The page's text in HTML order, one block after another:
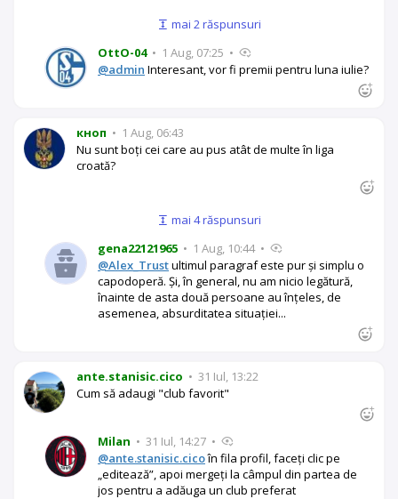
mai 2 răspunsuri
OttO-04 • 1 Aug, 07:25 •
@admin Interesant, vor fi premii pentru luna iulie?
кноп • 1 Aug, 06:43
Nu sunt boți cei care au pus atât de multe în liga
croată?
mai 4 răspunsuri
gena22121965 • 1 Aug, 10:44 •
@Alex_Trustultimul paragraf este pur și simplu o
capodoperă. Și, în general, nu am nicio legătură,
înainte de asta două persoane au înțeles, de
asemenea, absurditatea situației...
ante.stanisic.cico • 31 Iul, 13:22
Cum să adaugi "club favorit"
Milan • 31 Iul, 14:27 •
@ante.stanisic.cicoîn fila profil, faceți clic pe
„editează”, apoi mergeți la câmpul din partea de
jos pentru a adăuga un club preferat